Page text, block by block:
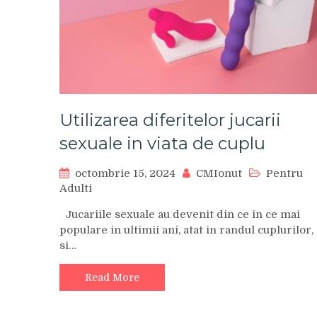
Utilizarea diferitelor jucarii
sexuale in viata de cuplu
octombrie 15, 2024 CMIonut
Pentru
Adulti
Jucariile sexuale au devenit din ce in ce mai
populare in ultimii ani, atat in randul cuplurilor,
si…
Read More